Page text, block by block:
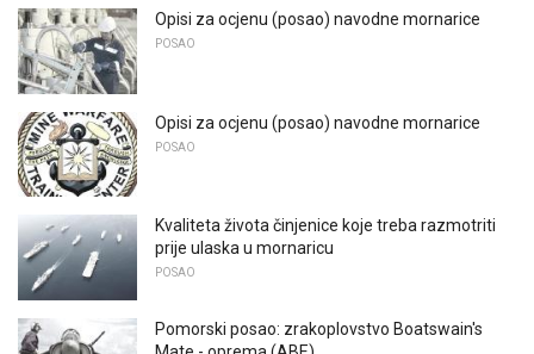
Opisi za ocjenu (posao) navodne mornarice
POSAO
Opisi za ocjenu (posao) navodne mornarice
POSAO
Kvaliteta života činjenice koje treba razmotriti
prije ulaska u mornaricu
POSAO
Pomorski posao: zrakoplovstvo Boatswain's